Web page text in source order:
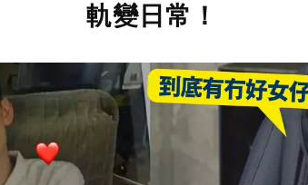
軌變日常！